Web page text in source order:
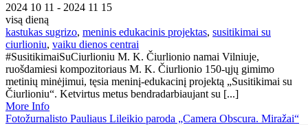
2024 10 11 - 2024 11 15
visą dieną
kastukas sugrizo, meninis edukacinis projektas, susitikimai su
ciurlioniu, vaiku dienos centrai
#SusitikimaiSuCiurlioniu M. K. Čiurlionio namai Vilniuje,
ruošdamiesi kompozitoriaus M. K. Čiurlionio 150-ųjų gimimo
metinių minėjimui, tęsia meninį-edukacinį projektą „Susitikimai su
Čiurlioniu“. Ketvirtus metus bendradarbiaujant su [...]
More Info
Fotožurnalisto Pauliaus Lileikio paroda „Camera Obscura. Miražai“